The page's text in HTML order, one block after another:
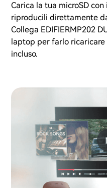
Carica la tua microSD
riproducili direttamente
Collega EDIFIERMP202
laptop per farlo ricaricare
incluso.